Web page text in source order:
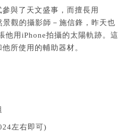
與了天文盛事，而擅長用
觀的攝影師－施信鋒，昨天也
他用iPhone拍攝的太陽軌跡。這
所使用的輔助器材。
左右即可)